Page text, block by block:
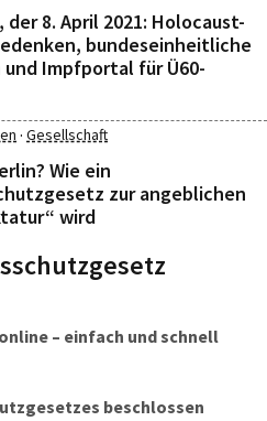
8. April 2021: Holocaust-
bundeseinheitliche
und Impfportal für Ü60-
· Gesellschaft
Wie ein
zur angeblichen
wird
– einfach und schnell
beschlossen